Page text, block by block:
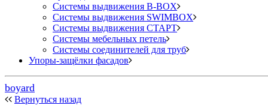
Системы выдвижения B-BOX
Системы выдвижения SWIMBOX
Системы выдвижения СТАРТ
Системы мебельных петель
Системы соединителей для труб
Упоры-защёлки фасадов
boyard
Вернуться назад